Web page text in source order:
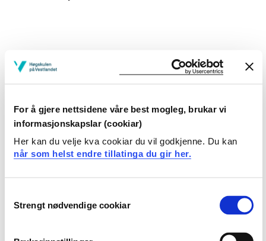
For å gjere nettsidene våre best mogleg, brukar vi
informasjonskapslar (cookiar)
Her kan du velje kva cookiar du vil godkjenne. Du kan
når som helst endre tillatinga du gir her.
Selection
Strengt nødvendige cookiar
Prosjekteigar
Prosjekttype
Internt prosjekt
Prosjektperiode